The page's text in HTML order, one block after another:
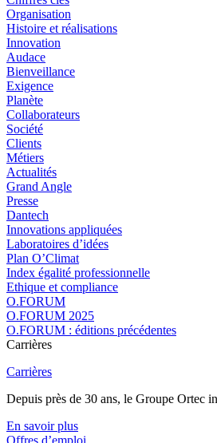
Organisation
Histoire et réalisations
Innovation
Audace
Bienveillance
Exigence
Planète
Collaborateurs
Société
Clients
Métiers
Actualités
Grand Angle
Presse
Dantech
Innovations appliquées
Laboratoires d’idées
Plan O’Climat
Index égalité professionnelle
Ethique et compliance
O.FORUM
O.FORUM 2025
O.FORUM : éditions précédentes
Carrières
Carrières
Depuis près de 30 ans, le Groupe Ortec
En savoir plus
Offres d’emploi